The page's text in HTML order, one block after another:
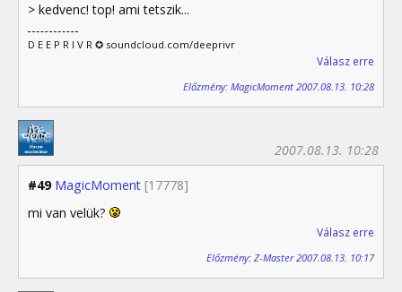
> kedvenc! top! ami tetszik...
D E E P R I V R ✪ soundcloud.com/deeprivr
Válasz erre
Előzmény: MagicMoment 2007.08.13. 10:28
#49 MagicMoment [17778]
2007.08.13. 10:28
mi van velük?
Válasz erre
Előzmény: Z-Master 2007.08.13. 10:17